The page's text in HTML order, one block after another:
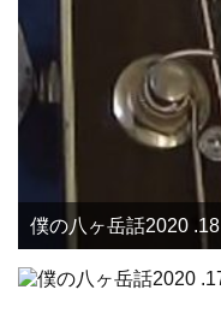
僕の八ヶ岳話2020 .18